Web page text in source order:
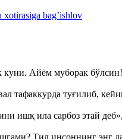
bag’ishlov
куни. Айём муборак
тафаккурда туғилиб,
ишқ ила сарбоз этай
Тил инсоннинг энг